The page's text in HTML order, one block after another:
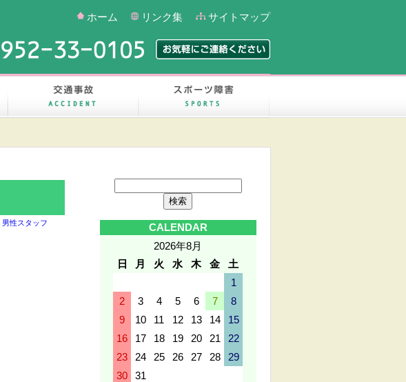
ホーム リンク集 サイトマップ
スタッフ紹介
男性スタッフ
ロ
内
検
索
CALENDAR
2026年8月
日
月 火 水 木 金
土
1
2
3 4 5 6 7
8
9
10 11 12 13 14
15
16
17 18 19 20 21
22
23
24 25 26 27 28
29
30
31